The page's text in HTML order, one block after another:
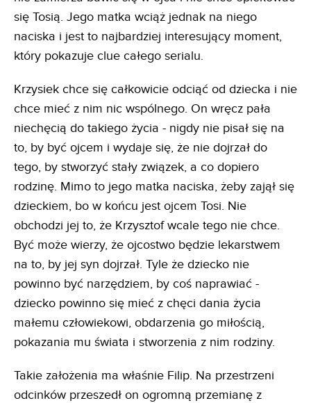
się Tosią. Jego matka wciąż jednak na niego
naciska i jest to najbardziej interesujący moment,
który pokazuje clue całego serialu.
Krzysiek chce się całkowicie odciąć od dziecka i nie
chce mieć z nim nic wspólnego. On wręcz pała
niechęcią do takiego życia - nigdy nie pisał się na
to, by być ojcem i wydaje się, że nie dojrzał do
tego, by stworzyć stały związek, a co dopiero
rodzinę. Mimo to jego matka naciska, żeby zajął się
dzieckiem, bo w końcu jest ojcem Tosi. Nie
obchodzi jej to, że Krzysztof wcale tego nie chce.
Być może wierzy, że ojcostwo będzie lekarstwem
na to, by jej syn dojrzał. Tyle że dziecko nie
powinno być narzędziem, by coś naprawiać -
dziecko powinno się mieć z chęci dania życia
małemu człowiekowi, obdarzenia go miłością,
pokazania mu świata i stworzenia z nim rodziny.
Takie założenia ma właśnie Filip. Na przestrzeni
odcinków przeszedł on ogromną przemianę z